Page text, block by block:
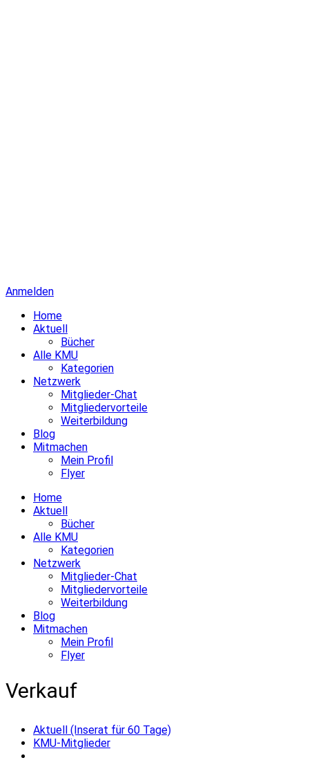
Anmelden
Home
Aktuell
Bücher
Alle KMU
Kategorien
Netzwerk
Mitglieder-Chat
Mitgliedervorteile
Weiterbildung
Blog
Mitmachen
Mein Profil
Flyer
Home
Aktuell
Bücher
Alle KMU
Kategorien
Netzwerk
Mitglieder-Chat
Mitgliedervorteile
Weiterbildung
Blog
Mitmachen
Mein Profil
Flyer
Verkauf
Aktuell (Inserat für 60 Tage)
KMU-Mitglieder